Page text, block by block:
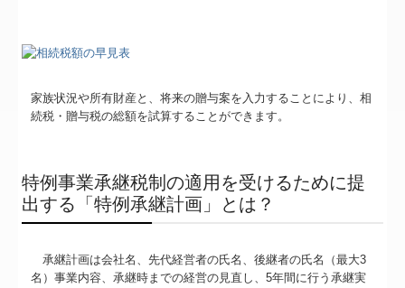
家族状況や所有財産と、将来の贈与案を入力することにより、相
続税・贈与税の総額を試算することができます。
特例事業承継税制の適用を受けるために提
出する「特例承継計画」とは？
承継計画は会社名、先代経営者の氏名、後継者の氏名（最大3
名）事業内容、承継時までの経営の見直し、5年間に行う承継実